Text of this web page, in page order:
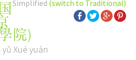
Simplified (switch to Traditional)
院)
Xué yuàn